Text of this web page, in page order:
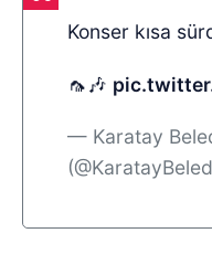
Konser kısa
🦟🎶
— Karatay